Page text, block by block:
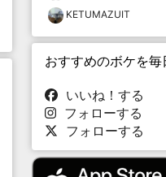
KETUMAZUIT
おすすめのボケを毎
いいね！する
フォローする
フォローする